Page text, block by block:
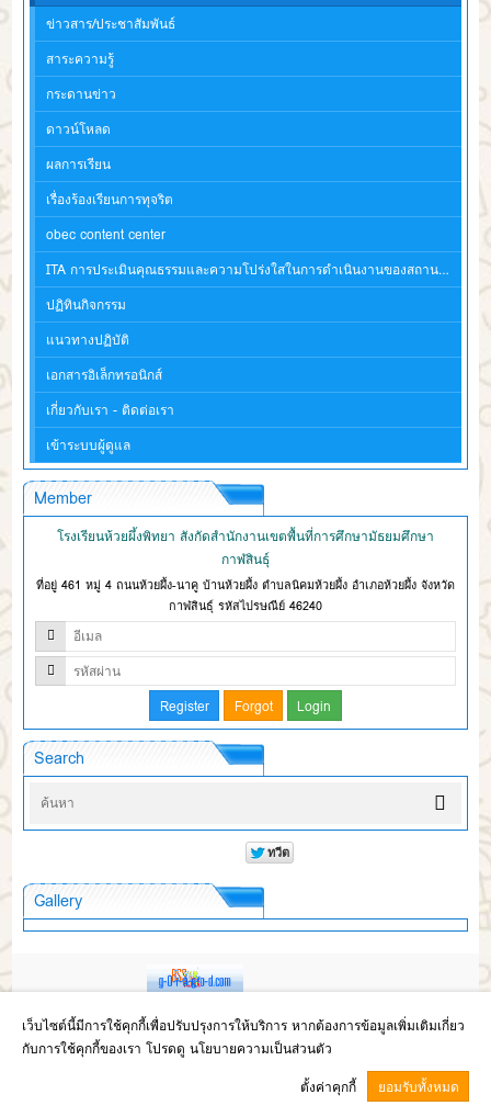
ข่าวสาร/ประชาสัมพันธ์
สาระความรู้
กระดานข่าว
ดาวน์โหลด
ผลการเรียน
เรื่องร้องเรียนการทุจริต
obec content center
ITA การประเมินคุณธรรมและความโปร่งใสในการดำเนินงานของสถานศึกษา
ปฏิทินกิจกรรม
แนวทางปฏิบัติ
เอกสารอิเล็กทรอนิกส์
เกี่ยวกับเรา - ติดต่อเรา
เข้าระบบผู้ดูแล
Member
โรงเรียนห้วยผึ้งพิทยา สังกัดสำนักงานเขตพื้นที่การศึกษามัธยมศึกษา
กาฬสินธุ์
ที่อยู่ 461 หมู่ 4 ถนนห้วยผึ้ง-นาคู บ้านห้วยผึ้ง ตำบลนิคมห้วยผึ้ง อำเภอห้วยผึ้ง จังหวัด
กาฬสินธุ์ รหัสไปรษณีย์ 46240
Search
Gallery
Copyright © 2017โรงเรียนห้วยผึ้งพิทยา สังกัดสำนักงานเขตพื้นที่การศึกษา
มัธยมศึกษากาฬสินธุ์
page process0.0413
quries.)
เว็บไซต์นี้มีการใช้คุกกี้เพื่อปรับปรุงการให้บริการ หากต้องการข้อมูลเพิ่มเติมเกี่ยว
กับการใช้คุกกี้ของเรา โปรดดู นโยบายความเป็นส่วนตัว
ตั้งค่าคุกกี้
ยอมรับทั้งหมด